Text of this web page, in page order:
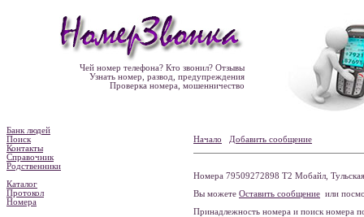
Чей номер телефона? Кто звонил? Отзывы
Узнать номер, развод, предупреждения
Проверка номера, мошенничество
Банк людей
Поиск
Контакты
Справочник
Родственники
Каталог
Протокол
Номера
Начало Добавить сообщение
Номера 79509272898 Т2 Мобайл, Тульская
Вы можете Оставить сообщение или
Принадлежность номера и поиск номера